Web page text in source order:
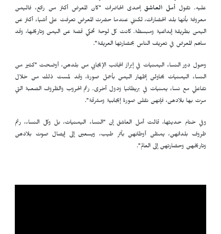
عليه. تقول أمل العاشق إحدى الحاضرات "كان المعرض أكثر من رائع، فاليمن
معروفة بأنها بلد الحضارات، لكنني عندما حضرت المعرض تعرفت على أشياء أكثر عن
اليمن بطريقة إبداعية ومبسطة. كانت كل لوحة تحكي قصة عن اليمن وتاريخها، وقد
ساهم المعرض في تعريف الناس بحضارتها العريقة".
وحول دور النساء اليمنيات في إبراز الجانب الإيجابي من بلدهن، أوضحت "كثير من
النساء اليمنيات يحاولن إظهار اليمن بأجمل صورة، وقد لمست ذلك من خلال
تفاعلي مع نساء يمنيات في بريطانيا ودول أخرى. رغم الحروب والظروف الصعبة التي
مرت بها بلادهن، فإنهن نقلن صورة إيجابية ومشرقة".
وفي ختام حديثها، قالت أمل العاشق إن "النساء اليمنيات، بل وكل النساء، رغم
ظروف بلدانهن، يمثلن أوطانهن بأثر طيب، ويسعين إلى إيصال صوت بلادهن
وتاريخهن وحضارتهن إلى العالم".